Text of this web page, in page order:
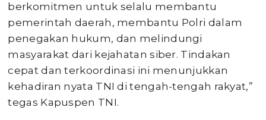
berkomitmen untuk selalu membantu
pemerintah daerah, membantu Polri dalam
penegakan hukum, dan melindungi
masyarakat dari kejahatan siber. Tindakan
cepat dan terkoordinasi ini menunjukkan
kehadiran nyata TNI di tengah-tengah rakyat,”
tegas Kapuspen TNI.